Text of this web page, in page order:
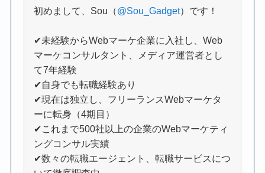
初めまして、Sou（@Sou_Gadget）です！
✔未経験からWebマーケ企業に入社し、Web
マーケコンサルタント、メディア運営者とし
て7年経験
✔自身でも転職経験あり
✔現在は独立し、フリーランスWebマーケタ
ーに転身（4期目）
✔これまで500社以上の企業のWebマーケティ
ングコンサル実績
✔数々の転職エージェント、転職サービスにつ